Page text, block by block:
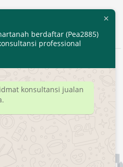
byMyTranspro
berdaftar (Pea2885)
professional
konsultansi jualan